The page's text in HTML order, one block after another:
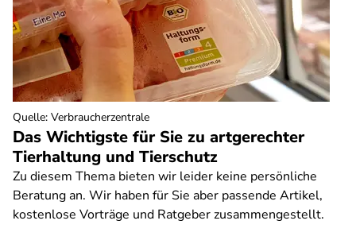
Das Wichtigste für Sie zu artgerechter
Tierhaltung und Tierschutz
Zu diesem Thema bieten wir leider keine persönliche
Beratung an. Wir haben für Sie aber passende Artikel,
kostenlose Vorträge und Ratgeber zusammengestellt.
Quelle: Verbraucherzentrale